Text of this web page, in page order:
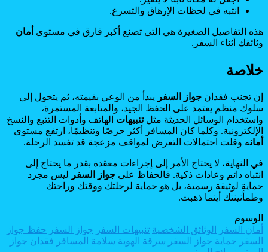
انتبه في لحظات الإرهاق والتسرع.
هذه التفاصيل الصغيرة هي التي تصنع أكبر فارق في مستوى أمان
وثائقك أثناء السفر.
خلاصة
إن تجنب فقدان جواز السفر يبدأ من الوعي بقيمته، ثم يتحول إلى
سلوك منظم يعتمد على الحفظ الجيد، والمتابعة المستمرة،
واستخدام الوسائل الحديثة مثلتنبيهات الهاتف وأدوات التتبع والنسخ
الإلكترونية. وكلما كان المسافر أكثر حرصًا وتنظيمًا، ارتفع مستوى
أمانه وقلت احتمالات التعرض لمواقف مزعجة قد تفسد الرحلة.
في النهاية، لا يحتاج الأمر إلى إجراءات معقدة بقدر ما يحتاج إلى
انتباه دائم وعادات ذكية. فالحفاظ على جواز السفر ليس مجرد
حماية لوثيقة رسمية، بل هو حماية لرحلتك ووقتك وراحتك
وطمأنينتك أينما ذهبت.
الوسوم
أمان السفر
الوثائق الشخصية تنبيهات السفر جواز السفر حفظ جواز
السفر حماية جواز السفر سرقة الهوية سلامة المسافر فقدان جواز